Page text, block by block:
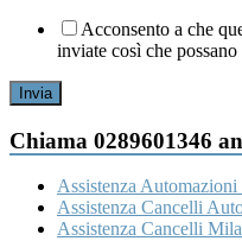
Acconsento a che
inviate così che
Invia
Chiama 0289601346
Assistenza
Assistenza Cancelli
Assistenza Cancelli